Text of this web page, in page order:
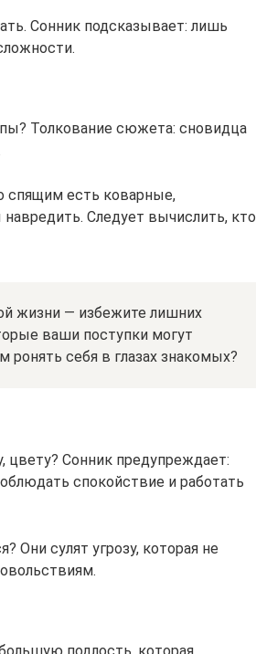
Сонник подсказывает: лишь
Толкование сюжета: сновидца
спящим есть коварные,
Следует вычислить, кто
жизни — избежите лишних
ваши поступки могут
ронять себя в глазах знакомых?
цвету? Сонник предупреждает:
спокойствие и работать
Они сулят угрозу, которая не